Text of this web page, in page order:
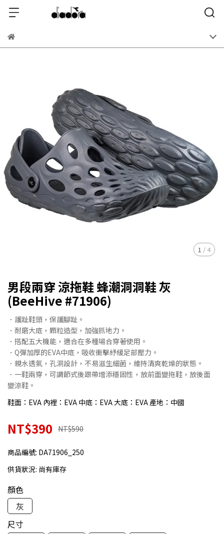
1 / 4
男段兩穿 涼拖鞋 蜂潮洞洞鞋 灰
(BeeHive #71906)
．護趾鞋頭，保護腳趾。
．耐磨大底，顆粒造型，加強抓地力。
．搭配五大機能，適合在多種場合穿著使用。
．Q彈加厚的EVA中底，吸收衝擊紓緩足部壓力。
．親水透氣，孔洞設計，不易滋生細菌，維持清爽乾燥的狀態。
．一鞋兩穿，可調節式後跟帶增添穩固性，放前面變拖鞋，放後面
變涼鞋。
鞋面：EVA 內裡：EVA 中底：EVA 大底：EVA 產地：中國
NT$390 NT$590
商品編號: DA71906_250
供貨狀況: 尚有庫存
顏色
灰
尺寸